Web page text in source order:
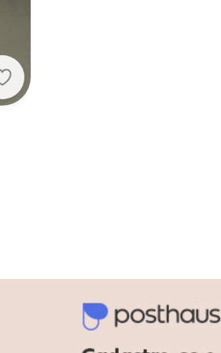
Ligasoft - Jogo de Cama Coração